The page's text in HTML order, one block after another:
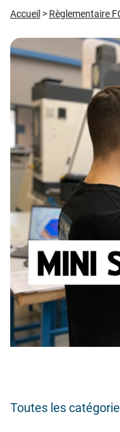
Accueil > Règlementaire
Toutes les